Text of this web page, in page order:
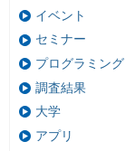
イベント
セミナー
プログラミング
調査結果
大学
アプリ